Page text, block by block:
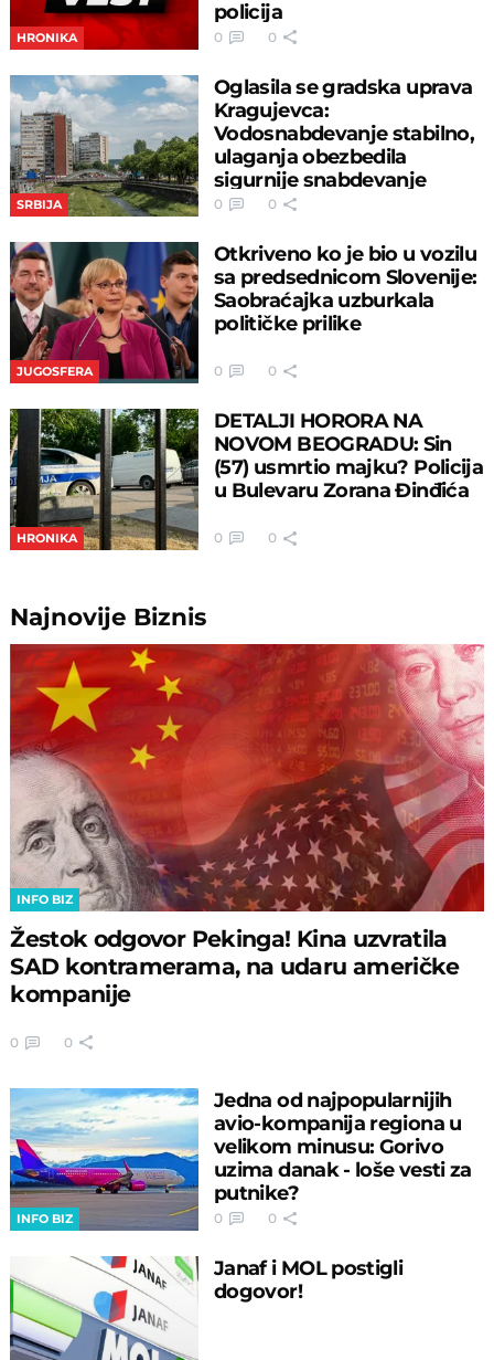
HRONIKA
policija
0 0
SRBIJA
Oglasila se gradska uprava
Kragujevca:
Vodosnabdevanje stabilno,
ulaganja obezbedila
sigurnije snabdevanje
0 0
JUGOSFERA
Otkriveno ko je bio u vozilu
sa predsednicom Slovenije:
Saobraćajka uzburkala
političke prilike
0 0
HRONIKA
DETALJI HORORA NA
NOVOM BEOGRADU: Sin
(57) usmrtio majku? Policija
u Bulevaru Zorana Đinđića
0 0
Najnovije Biznis
INFO BIZ
Žestok odgovor Pekinga! Kina uzvratila
SAD kontramerama, na udaru američke
kompanije
0 0
INFO BIZ
Jedna od najpopularnijih
avio-kompanija regiona u
velikom minusu: Gorivo
uzima danak - loše vesti za
putnike?
0 0
Janaf i MOL postigli
dogovor!